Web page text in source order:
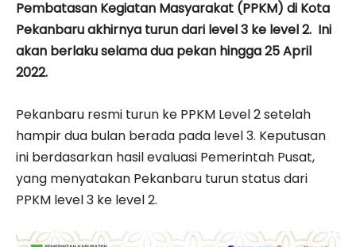
Pembatasan Kegiatan Masyarakat (PPKM) di Kota
Pekanbaru akhirnya turun dari level 3 ke level 2. Ini
akan berlaku selama dua pekan hingga 25 April
2022.
Pekanbaru resmi turun ke PPKM Level 2 setelah
hampir dua bulan berada pada level 3. Keputusan
ini berdasarkan hasil evaluasi Pemerintah Pusat,
yang menyatakan Pekanbaru turun status dari
PPKM level 3 ke level 2.